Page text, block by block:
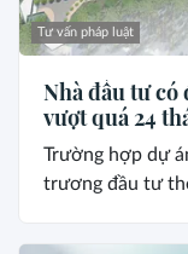
Tư vấn pháp luật
Nhà đầu tư
vượt quá 24
Trường hợp dự
trương đầu tư